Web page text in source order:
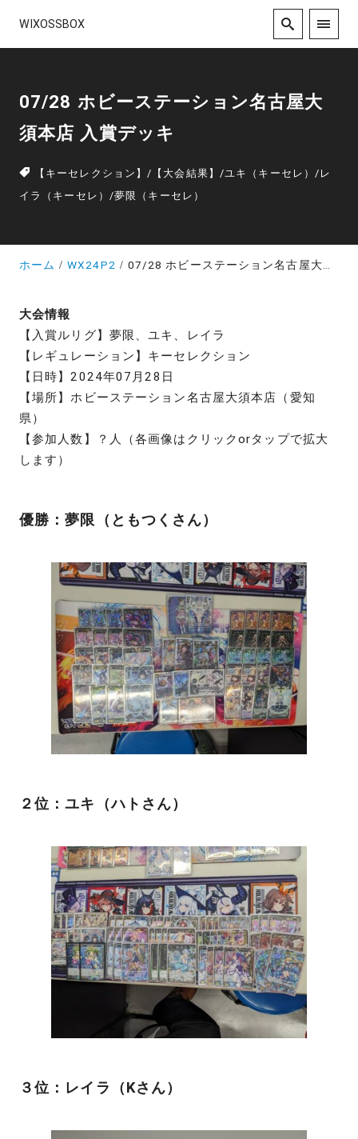
WIXOSSBOX
07/28 ホビーステーション名古屋大
須本店 入賞デッキ
【キーセレクション】/ 【大会結果】 /ユキ（キーセレ）/ レ
イラ（キーセレ） /夢限（キーセレ）
ホーム WX24P2 07/28 ホビーステーション名古屋大須本店 入賞デッキ
大会情報
【入賞ルリグ】夢限、ユキ、レイラ
【レギュレーション】キーセレクション
【日時】2024年07月28日
【場所】ホビーステーション名古屋大須本店（愛知
県）
【参加人数】？人（各画像はクリックorタップで拡大
します）
優勝：夢限（ともつくさん）
２位：ユキ（ハトさん）
３位：レイラ（Kさん）